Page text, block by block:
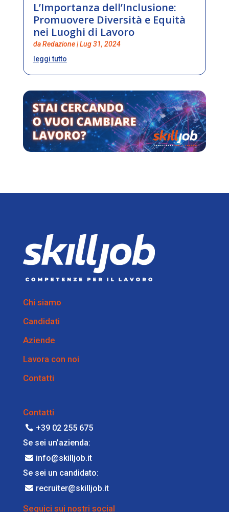
L’Importanza dell’Inclusione:
Promuovere Diversità e Equità
nei Luoghi di Lavoro
daRedazione|Lug 31, 2024
leggi tutto
Chi siamo
Candidati
Aziende
Lavora con noi
Contatti
Contatti
+39 02 255 675
Se sei un’azienda:
info@skilljob.it
Se sei un candidato:
recruiter@skilljob.it
Seguici sui nostri social